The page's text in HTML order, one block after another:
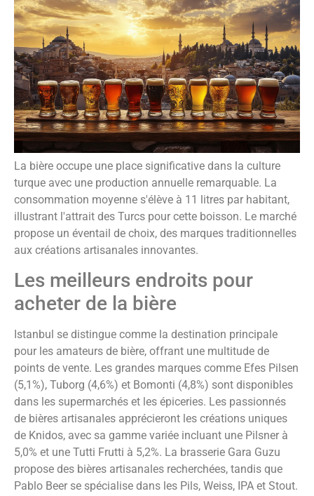
La bière occupe une place significative dans la culture
turque avec une production annuelle remarquable. La
consommation moyenne s'élève à 11 litres par habitant,
illustrant l'attrait des Turcs pour cette boisson. Le marché
propose un éventail de choix, des marques traditionnelles
aux créations artisanales innovantes.
Les meilleurs endroits pour
acheter de la bière
Istanbul se distingue comme la destination principale
pour les amateurs de bière, offrant une multitude de
points de vente. Les grandes marques comme Efes Pilsen
(5,1%), Tuborg (4,6%) et Bomonti (4,8%) sont disponibles
dans les supermarchés et les épiceries. Les passionnés
de bières artisanales apprécieront les créations uniques
de Knidos, avec sa gamme variée incluant une Pilsner à
5,0% et une Tutti Frutti à 5,2%. La brasserie Gara Guzu
propose des bières artisanales recherchées, tandis que
Pablo Beer se spécialise dans les Pils, Weiss, IPA et Stout.